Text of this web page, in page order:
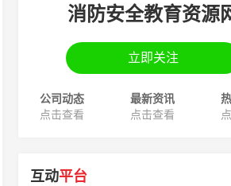
消防安全教育资源
立即关注
公司动态
点击查看
最新资讯
点击查看
互动平台